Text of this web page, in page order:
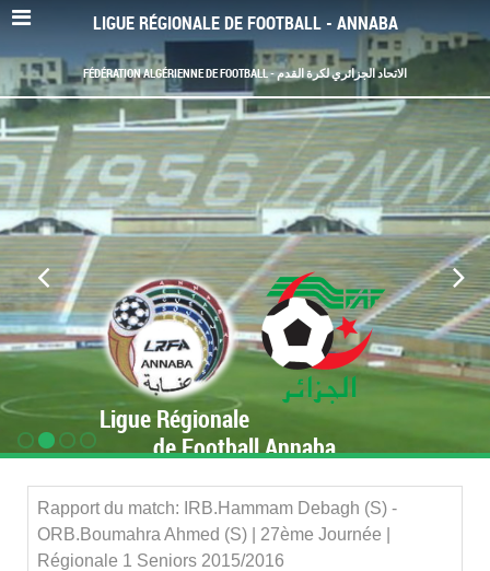
LIGUE RÉGIONALE DE FOOTBALL - ANNABA
FÉDÉRATION ALGÉRIENNE DE FOOTBALL - الاتحاد الجزائري لكرة القدم
Ligue Régionale
de Football Annaba
Rapport du match: IRB.Hammam Debagh (S) -
ORB.Boumahra Ahmed (S) | 27ème Journée |
Régionale 1 Seniors 2015/2016